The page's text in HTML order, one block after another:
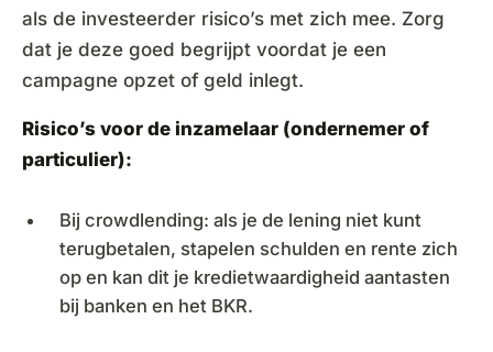
als de investeerder risico’s met zich mee. Zorg
dat je deze goed begrijpt voordat je een
campagne opzet of geld inlegt.
Risico’s voor de inzamelaar (ondernemer of
particulier):
Bij crowdlending: als je de lening niet kunt
terugbetalen, stapelen schulden en rente zich
op en kan dit je kredietwaardigheid aantasten
bij banken en het BKR.